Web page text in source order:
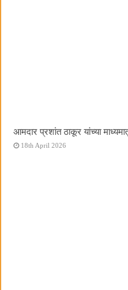
आमदार प्रशांत ठाकूर यांच्या
18th April 2026